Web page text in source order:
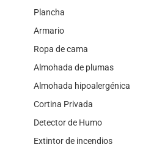
Plancha
Armario
Ropa de cama
Almohada de plumas
Almohada hipoalergénica
Cortina Privada
Detector de Humo
Extintor de incendios